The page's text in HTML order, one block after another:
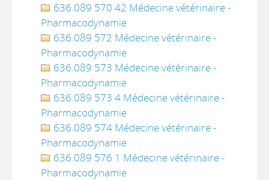
636.089 570 42 Médecine vétérinaire -
Pharmacodynamie
636.089 572 Médecine vétérinaire -
Pharmacodynamie
636.089 573 Médecine vétérinaire -
Pharmacodynamie
636.089 573 4 Médecine vétérinaire -
Pharmacodynamie
636.089 574 Médecine vétérinaire -
Pharmacodynamie
636.089 576 1 Médecine vétérinaire -
Pharmacodynamie